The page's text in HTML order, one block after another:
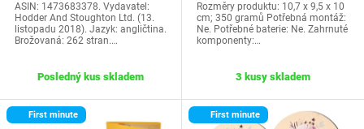
ASIN: 1473683378. Vydavatel:
Hodder And Stoughton Ltd. (13.
listopadu 2018). Jazyk: angličtina.
Brožovaná: 262 stran.…
Posledný kus skladem
Rozměry produktu: 10,7 x 9,5 x 10
cm; 350 gramů Potřebná montáž:
Ne. Potřebné baterie: Ne. Zahrnuté
komponenty:…
3 kusy skladem
First minute First minute